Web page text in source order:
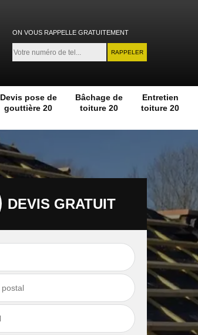
ON VOUS RAPPELLE GRATUITEMENT
Devis pose de
gouttière 20
Bâchage de
toiture 20
Entretien
toiture 20
DEVIS GRATUIT